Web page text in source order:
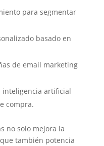
para segmentar
basado en
de email marketing
inteligencia artificial
compra.
no solo mejora la
también potencia